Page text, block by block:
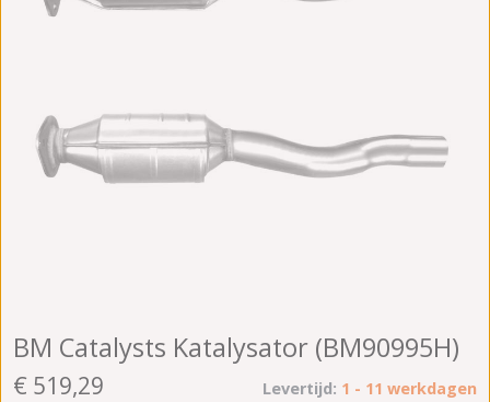
BM Catalysts Katalysator (BM90995H)
€ 519,29 Levertijd: 1 - 11 werkdagen